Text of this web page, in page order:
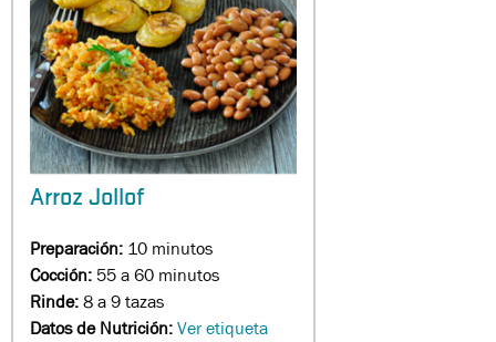
Arroz Jollof
Preparación: 10 minutos
Cocción:55 a 60 minutos
Rinde:8 a 9 tazas
Datos de Nutrición:Ver etiqueta